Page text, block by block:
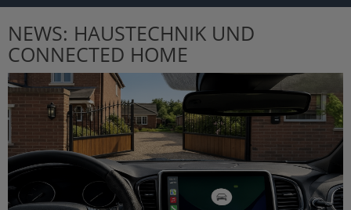
NEWS: HAUSTECHNIK UND
CONNECTED HOME